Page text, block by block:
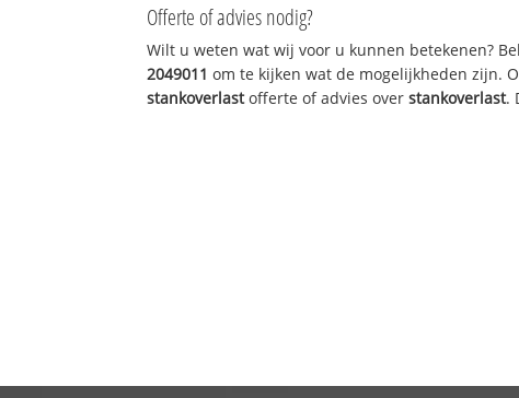
Offerte of advies nodig?
Wilt u weten wat wij voor u kunnen betekenen?
2049011 om te kijken wat de mogelijkheden zijn.
stankoverlastofferte of advies overstankoverlast.